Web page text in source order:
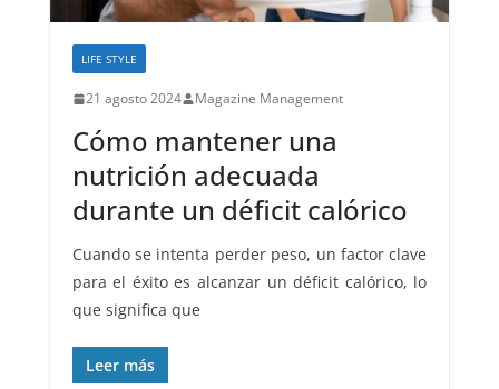
LIFE STYLE
21 agosto 2024 Magazine Management
Cómo mantener una
nutrición adecuada
durante un déficit calórico
Cuando se intenta perder peso, un factor clave
para el éxito es alcanzar un déficit calórico, lo
que significa que
Leer más